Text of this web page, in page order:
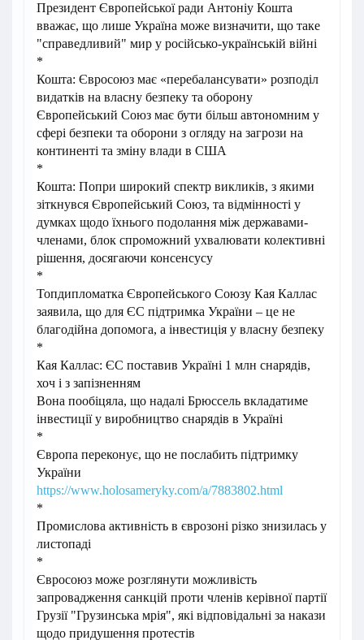
Президент Європейської ради Антоніу Кошта
вважає, що лише Україна може визначити, що таке
"справедливий" мир у російсько-українській війні
*
Кошта: Євросоюз має «перебалансувати» розподіл
видатків на власну безпеку та оборону
Європейський Союз має бути більш автономним у
сфері безпеки та оборони з огляду на загрози на
континенті та зміну влади в США
*
Кошта: Попри широкий спектр викликів, з якими
зіткнувся Європейський Союз, та відмінності у
думках щодо їхнього подолання між державами-
членами, блок спроможний ухвалювати колективні
рішення, досягаючи консенсусу
*
Топдипломатка Європейського Союзу Кая Каллас
заявила, що для ЄС підтримка України – це не
благодійна допомога, а інвестиція у власну безпеку
*
Кая Каллас: ЄС поставив Україні 1 млн снарядів,
хоч і з запізненням
Вона пообіцяла, що надалі Брюссель вкладатиме
інвестиції у виробництво снарядів в Україні
*
Європа переконує, що не послабить підтримку
України
https://www.holosameryky.com/a/7883802.html
*
Промислова активність в єврозоні різко знизилась у
листопаді
*
Євросоюз може розглянути можливість
запровадження санкцій проти членів керівної партії
Грузії "Грузинська мрія", які відповідальні за накази
щодо придушення протестів